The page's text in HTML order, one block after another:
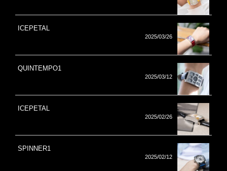
ICEPETAL
2025/03/26
QUINTEMPO1
2025/03/12
ICEPETAL
2025/02/26
SPINNER1
2025/02/12